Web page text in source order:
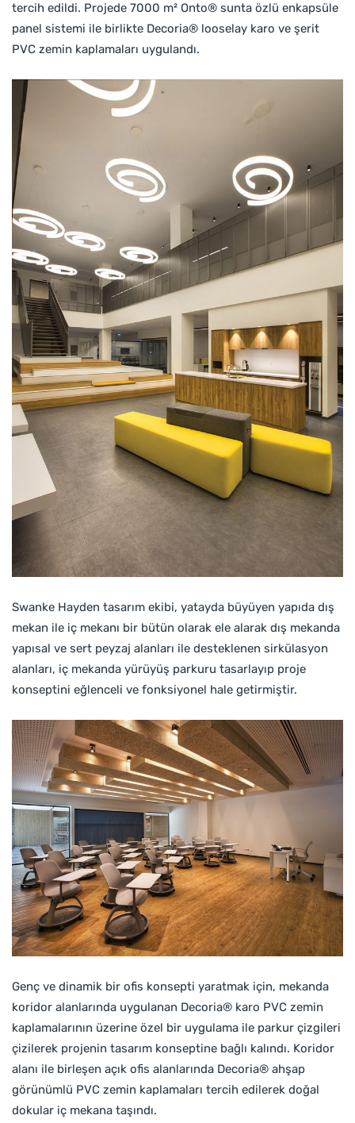
tercih edildi. Projede 7000 m² Onto® sunta özlü enkapsüle
panel sistemi ile birlikte Decoria® looselay karo ve şerit
PVC zemin kaplamaları uygulandı.
Swanke Hayden tasarım ekibi, yatayda büyüyen yapıda dış
mekan ile iç mekanı bir bütün olarak ele alarak dış mekanda
yapısal ve sert peyzaj alanları ile desteklenen sirkülasyon
alanları, iç mekanda yürüyüş parkuru tasarlayıp proje
konseptini eğlenceli ve fonksiyonel hale getirmiştir.
Genç ve dinamik bir ofis konsepti yaratmak için, mekanda
koridor alanlarında uygulanan Decoria® karo PVC zemin
kaplamalarının üzerine özel bir uygulama ile parkur çizgileri
çizilerek projenin tasarım konseptine bağlı kalındı. Koridor
alanı ile birleşen açık ofis alanlarında Decoria® ahşap
görünümlü PVC zemin kaplamaları tercih edilerek doğal
dokular iç mekana taşındı.